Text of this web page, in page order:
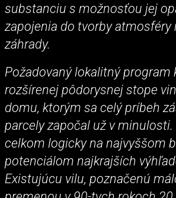
substanciu s možnosťou jej
zapojenia do tvorby atmosféry
záhrady.
Požadovaný lokalitný program
rozšírenej pôdorysnej stope
domu, ktorým sa celý príbeh
parcely započal už v
celkom logicky na najvyššom
potenciálom najkrajších
Existujúcu vilu, poznačenú